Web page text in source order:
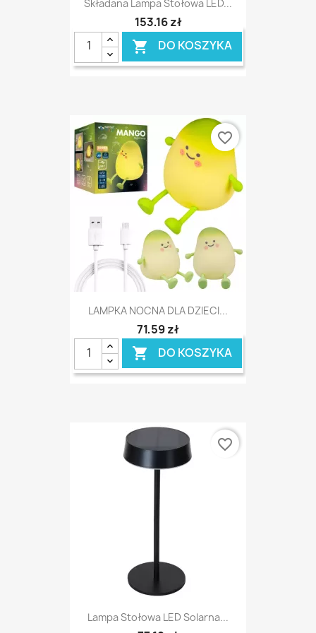
Składana Lampa Stołowa LED...
153,16 zł
 DO KOSZYKA
LAMPKA NOCNA DLA DZIECI...
71,59 zł
 DO KOSZYKA
favorite_border
Lampa Stołowa LED Solarna...
favorite_border